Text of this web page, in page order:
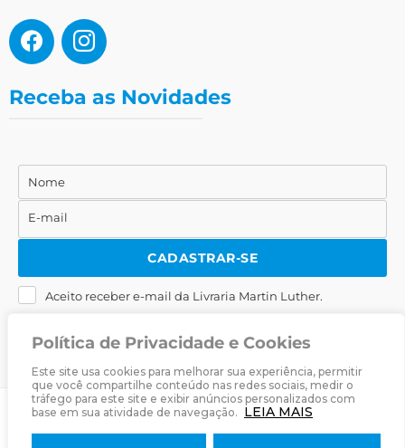
Política de Privacidade e Cookies
Este site usa cookies para melhorar sua experiência, permitir
que você compartilhe conteúdo nas redes sociais, medir o
tráfego para este site e exibir anúncios personalizados com
base em sua atividade de navegação. LEIA MAIS
Receba as Novidades
Nome
Nome
E-
mail
E-mail
CADASTRAR-SE
Aceito receber e-mail da Livraria Martin Luther.
Livraria Martin Luther· Desenvolvido porZwei Arts